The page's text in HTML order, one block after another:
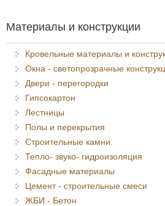
Материалы и конструкции
Кровельные материалы и
Окна - светопрозрачные
Двери - перегородки
Гипсокартон
Лестницы
Полы и перекрытия
Строительные камни
Тепло- звуко- гидроизоляция
Фасадные материалы
Цемент - строительные смеси
ЖБИ - Бетон